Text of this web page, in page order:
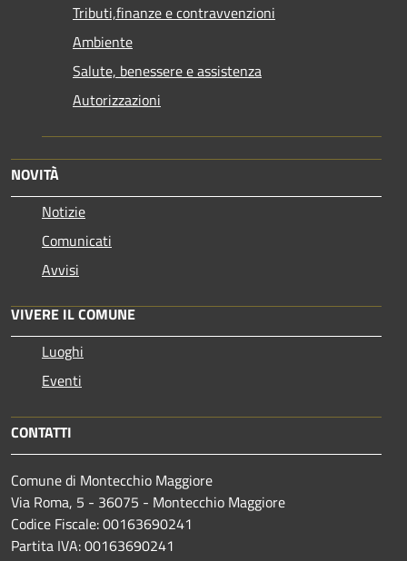
Tributi,finanze e contravvenzioni
Ambiente
Salute, benessere e assistenza
Autorizzazioni
NOVITÀ
Notizie
Comunicati
Avvisi
VIVERE IL COMUNE
Luoghi
Eventi
CONTATTI
Comune di Montecchio Maggiore
Via Roma, 5 - 36075 - Montecchio Maggiore
Codice Fiscale: 00163690241
Partita IVA: 00163690241